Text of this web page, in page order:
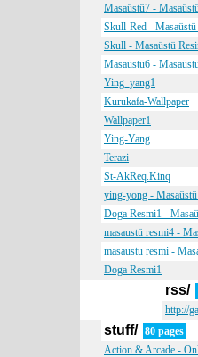
Masaüstü7 -
Skull-Red -
Skull - Masaüstü
Masaüstü6 -
Ying_yang1
Kurukafa-Wallpaper
Wallpaper1
Ying-Yang
Terazi
St-AkReq.Kinq
ying-yong -
Doga Resmi1 -
masaustü resmi4 -
masaustu resmi -
Doga Resmi1
rss/
http://
stuff/ 80 pages
Action & Arcade -